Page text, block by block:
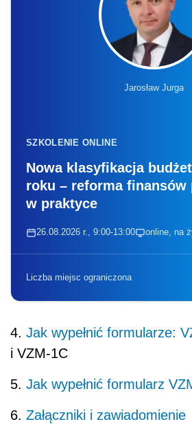
Jarosław Jurga
SZKOLENIE ONLINE
Nowa klasyfikacja
roku – reforma finansów
w praktyce
26.08.2026 r., 9:00-13:00 online, na
Liczba miejsc ograniczona
4. Jak wypełnić formularze:
i VZM-1C
5. Jak wypełnić formularz
6. Załączniki i zawiadomienie